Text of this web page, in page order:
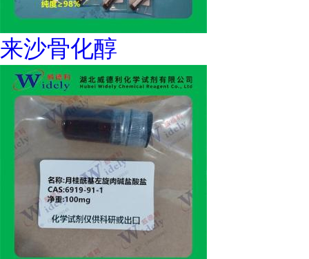
来沙骨化醇